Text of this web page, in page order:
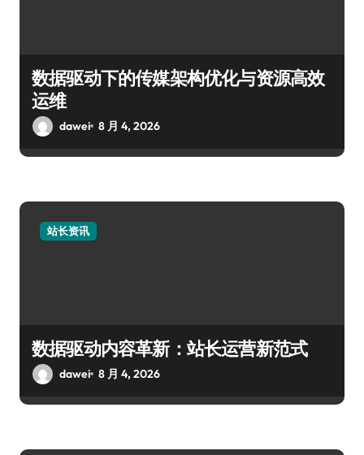
数据驱动下的传媒架构优化与资源高效
运维
dawei 8 月 4, 2026
站长资讯
数据驱动内容革新：站长运营新范式
dawei 8 月 4, 2026